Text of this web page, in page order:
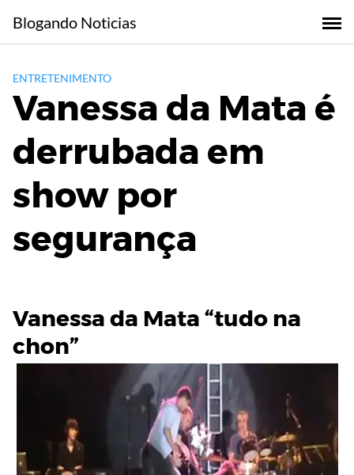
content
Blogando Noticias
ENTRETENIMENTO
Vanessa da Mata é
derrubada em
show por
segurança
Vanessa da Mata “tudo na
chon”